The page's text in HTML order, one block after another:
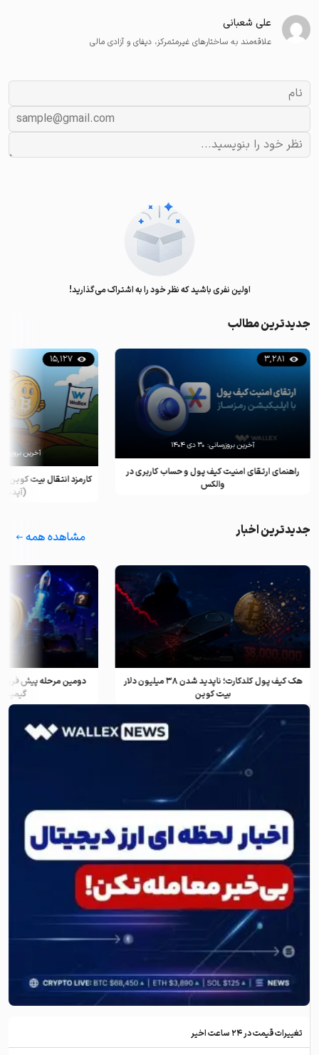
علی شعبانی
علاقه‌مند به ساختارهای غیرمتمرکز، دیفای و آزادی مالی
اولین نفری باشید که نظر خود را به اشتراک می‌گذارید!
جدیدترین مطالب
راهنمای ارتقای امنیت کیف پول و حساب کاربری در
والکس
3,281
آخرین بروزرسانی: ۳۰ دی ۱۴۰۴
کارمزد انتقال بیت کوین
(آپدیت
15,127
آخرین
جدیدترین اخبار مشاهده همه
هک کیف پول کلدکارت؛ ناپدید شدن ۳۸ میلیون دلار
بیت کوین
دومین مرحله پیش
تغییرات قیمت در ۲۴ ساعت اخیر